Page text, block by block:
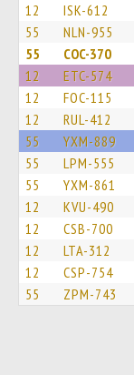
12 ISK-612
55 NLN-955
55 COC-370
12 ETC-574
12 FOC-115
12 RUL-412
55 YXM-889
55 LPM-555
55 YXM-861
12 KVU-490
12 CSB-700
12 LTA-312
12 CSP-754
55 ZPM-743